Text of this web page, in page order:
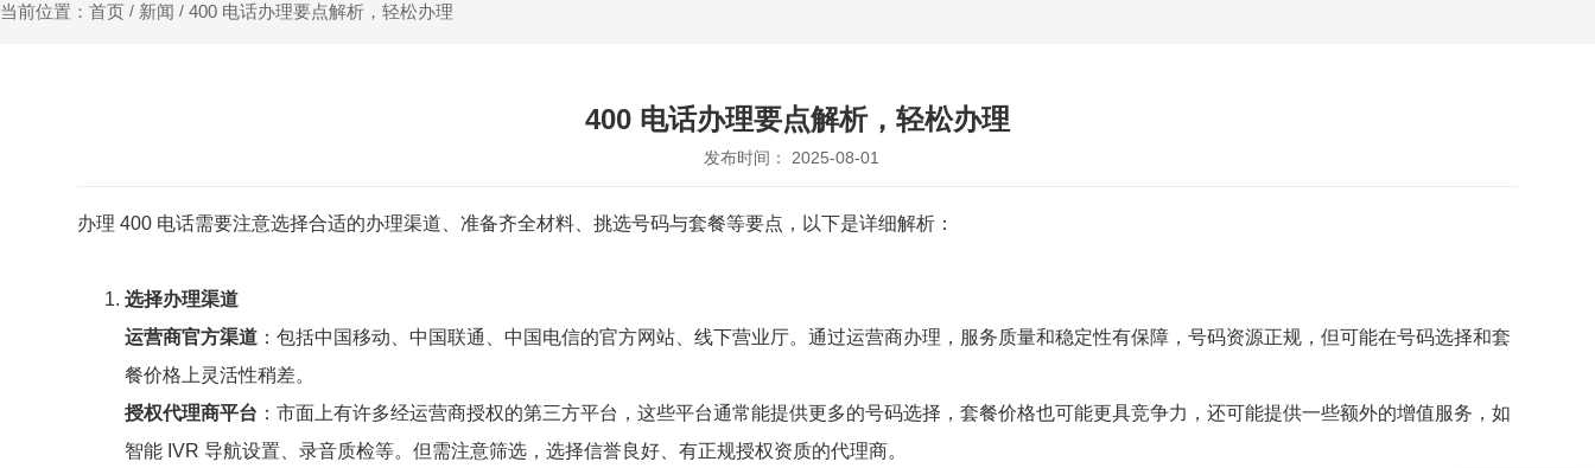
当前位置：首页 / 新闻 / 400 电话办理要点解析，轻松办理
400 电话办理要点解析，轻松办理
发布时间： 2025-08-01
办理 400 电话需要注意选择合适的办理渠道、准备齐全材料、挑选号码与套餐等要点，以下是详细解析：
选择办理渠道
运营商官方渠道 ：包括中国移动、中国联通、中国电信的官方网站、线下营业厅。通过运营商办理，服务质量和稳定性有保障，号码资源正规，但可能在号码选择和套
餐价格上灵活性稍差。
授权代理商平台 ：市面上有许多经运营商授权的第三方平台，这些平台通常能提供更多的号码选择，套餐价格也可能更具竞争力，还可能提供一些额外的增值服务，如
智能 IVR 导航设置、录音质检等。但需注意筛选，选择信誉良好、有正规授权资质的代理商。